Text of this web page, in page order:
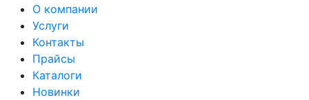
О компании
Услуги
Контакты
Прайсы
Каталоги
Новинки